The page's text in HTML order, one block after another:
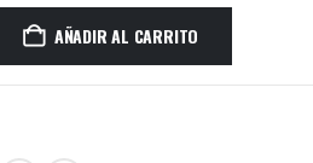
AÑADIR AL CARRITO